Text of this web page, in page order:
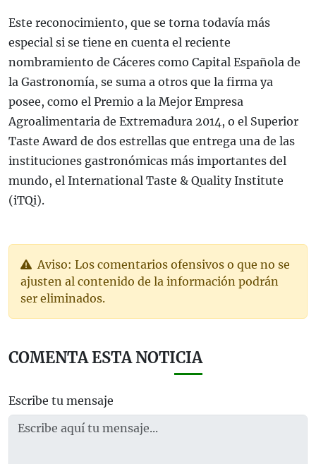
Este reconocimiento, que se torna todavía más
especial si se tiene en cuenta el reciente
nombramiento de Cáceres como Capital Española de
la Gastronomía, se suma a otros que la firma ya
posee, como el Premio a la Mejor Empresa
Agroalimentaria de Extremadura 2014, o el Superior
Taste Award de dos estrellas que entrega una de las
instituciones gastronómicas más importantes del
mundo, el International Taste & Quality Institute
(iTQi).
Aviso: Los comentarios ofensivos o que no se
ajusten al contenido de la información podrán
ser eliminados.
COMENTA ESTA NOTICIA
Escribe tu mensaje